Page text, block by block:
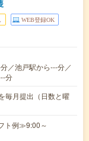
WEB登録OK
／池戸駅から---分／
分
毎月提出（日数と曜
ト例≫9:00～